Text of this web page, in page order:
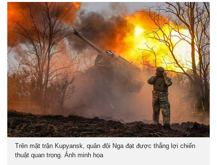
Trên mặt trận Kupyansk, quân đội Nga đạt được thắng lợi chiến
thuật quan trọng. Ảnh minh họa